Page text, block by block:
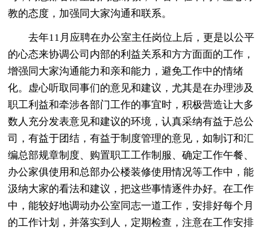
教的态度，加强同大家沟通和联系。
去年11月应聘在办公室主任岗位上后，更是以公平
的心态来协调公司内部的利益关系和方方面面的工作，
增强同大家沟通能力和亲和能力，避免工作中的情绪
化。虚心听取同事们的意见和建议，尤其是在办理涉及
职工利益和牵涉各部门工作的事宜时，积极营造让大多
数人充分发表意见和建议的环境，认真采纳有益于总公
司，有益于团结，有益于制度管理的意见，如制订和汇
编总部规章制度、购置职工工作制服、确定工作午餐、
办公家俱使用和总部办公楼装修使用情况等工作中，能
汲纳大家的看法和建议，把这些事情逐件办好。在工作
中，能较好地调动办公室同志一道工作，安排好每个月
的工作计划，并落实到人，定期检查，注意在工作安排